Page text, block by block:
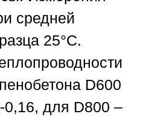
средней
25°С.
D600
0,16, для D800 –